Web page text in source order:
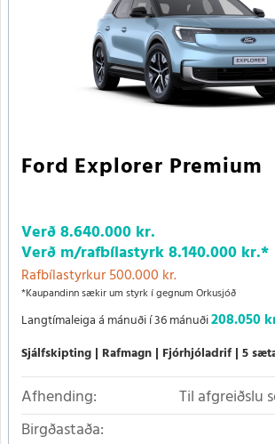
Ford Explorer Premium
Verð8.640.000 kr.
Verð m/rafbílastyrk8.140.000 kr.*
Rafbílastyrkur 500.000 kr.
*Kaupandinn sækir um styrk í gegnum Orkusjóð
Langtímaleiga á mánuði í 36 mánuði208.050
Sjálfskipting Rafmagn Fjórhjóladrif 5
Afhending:
Til afgreiðslu
Birgðastaða: